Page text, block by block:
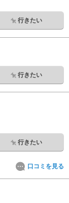
行きたい
行きたい
行きたい
口コミを見る